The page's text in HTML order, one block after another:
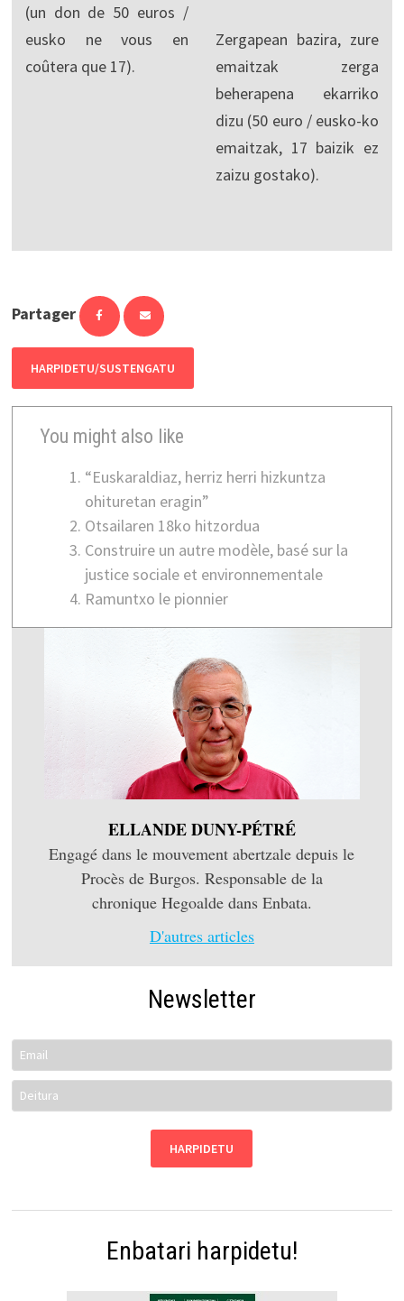
(un don de 50 euros /
eusko ne vous en
coûtera que 17).
Zergapean bazira, zure
emaitzak zerga
beherapena ekarriko
dizu (50 euro / eusko-ko
emaitzak, 17 baizik ez
zaizu gostako).
Partager
HARPIDETU/SUSTENGATU
You might also like
“Euskaraldiaz, herriz herri hizkuntza
ohituretan eragin”
Otsailaren 18ko hitzordua
Construire un autre modèle, basé sur la
justice sociale et environnementale
Ramuntxo le pionnier
ELLANDE DUNY-PÉTRÉ
Engagé dans le mouvement abertzale depuis le
Procès de Burgos. Responsable de la
chronique Hegoalde dans Enbata.
D'autres articles
Newsletter
Enbatari harpidetu!